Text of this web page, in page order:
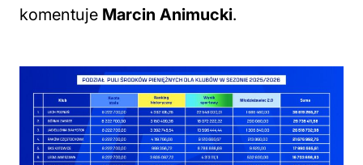
komentuje Marcin Animucki.